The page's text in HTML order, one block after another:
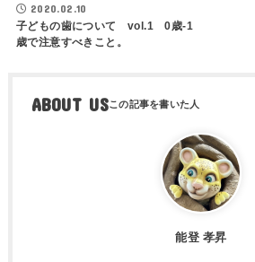
2020.02.10
子どもの歯について vol.1 0歳-1
歳で注意すべきこと。
ABOUT US
能登 孝昇